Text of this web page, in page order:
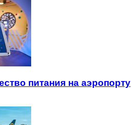
питания на аэропорту